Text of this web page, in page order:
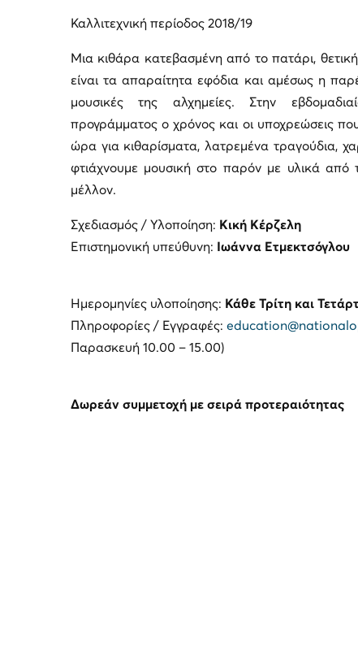
Καλλιτεχνική περίοδος 2018/19
Μια κιθάρα κατεβασμένη από το πατάρι,
είναι τα απαραίτητα εφόδια και αμέσως η
μουσικές της αλχημείες. Στην
προγράμματος ο χρόνος και οι υποχρεώσεις
ώρα για κιθαρίσματα, λατρεμένα τραγούδια,
φτιάχνουμε μουσική στο παρόν με υλικά από
μέλλον.
Σχεδιασμός / Υλοποίηση: Κική Κέρζελη
Επιστημονική υπεύθυνη:
Ιωάννα Ετμεκτσόγλου
Ημερομηνίες υλοποίησης: Κάθε Τρίτη και
Πληροφορίες / Εγγραφές:
Παρασκευή 10.00 – 15.00)
Δωρεάν συμμετοχή με σειρά προτεραιότητας